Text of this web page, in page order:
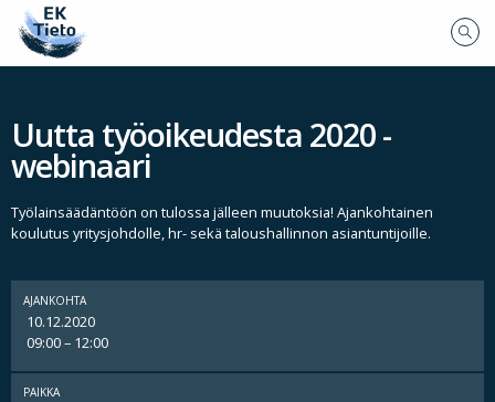
Uutta työoikeudesta 2020 -
webinaari
Työlainsäädäntöön on tulossa jälleen muutoksia! Ajankohtainen
koulutus yritysjohdolle, hr- sekä taloushallinnon asiantuntijoille.
AJANKOHTA
10.12.2020
09:00 – 12:00
PAIKKA